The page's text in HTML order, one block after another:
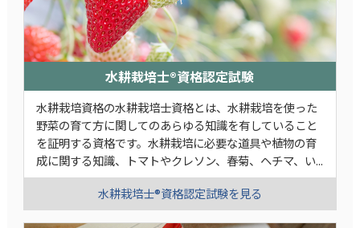
水耕栽培士®資格認定試験
水耕栽培資格の水耕栽培士資格とは、水耕栽培を使った
野菜の育て方に関してのあらゆる知識を有していること
を証明する資格です。水耕栽培に必要な道具や植物の育
成に関する知識、トマトやクレソン、春菊、ヘチマ、い...
水耕栽培士®資格認定試験を見る